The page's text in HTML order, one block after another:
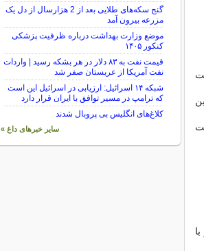
گنج سکه‌های طلایی بعد از 2 هزارسال از دل یک
مزرعه بیرون آمد
موضع وزارت بهداشت درباره ظرفیت پزشکی
کنکور ۱۴۰۵
قیمت نفت به ۸۳ دلار در هر بشکه رسید | واردات
نفت آمریکا از عربستان صفر شد
شبکه ۱۴ اسرائیل: ارزیابی در اسرائیل این است
که ترامپ در مسیر توافق با ایران قرار دارد
کلاغ‌های انگلیس بی پروبال شدند
سایر خبرهای داغ »